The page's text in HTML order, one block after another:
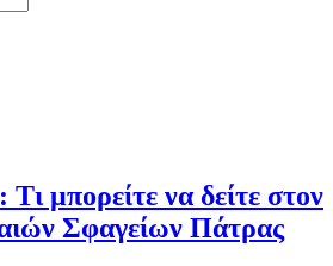
μπορείτε να δείτε στον
Σφαγείων Πάτρας